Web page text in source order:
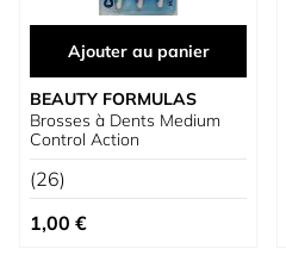
Ajouter au panier
BEAUTY FORMULAS
Brosses à Dents Medium
Control Action
(26)
1,00 €